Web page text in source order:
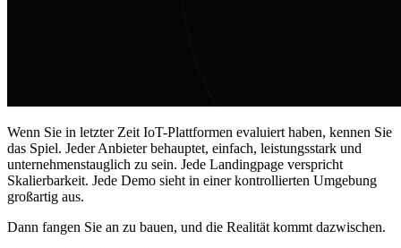
Wenn Sie in letzter Zeit IoT-Plattformen evaluiert haben, kennen Sie
das Spiel. Jeder Anbieter behauptet, einfach, leistungsstark und
unternehmenstauglich zu sein. Jede Landingpage verspricht
Skalierbarkeit. Jede Demo sieht in einer kontrollierten Umgebung
großartig aus.
Dann fangen Sie an zu bauen, und die Realität kommt dazwischen.